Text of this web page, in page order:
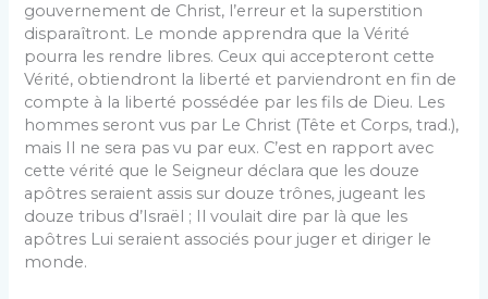
gouvernement de Christ, l’erreur et la superstition
disparaîtront. Le monde apprendra que la Vérité
pourra les rendre libres. Ceux qui accepteront cette
Vérité, obtiendront la liberté et parviendront en fin de
compte à la liberté possédée par les fils de Dieu. Les
hommes seront vus par Le Christ (Tête et Corps, trad.),
mais Il ne sera pas vu par eux. C’est en rapport avec
cette vérité que le Seigneur déclara que les douze
apôtres seraient assis sur douze trônes, jugeant les
douze tribus d’Israël ; Il voulait dire par là que les
apôtres Lui seraient associés pour juger et diriger le
monde.